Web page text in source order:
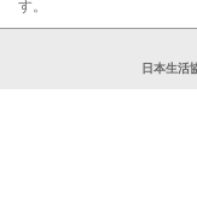
す。
日本生